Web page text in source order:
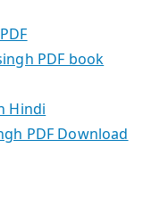
PDF book
Hindi
PDF Download